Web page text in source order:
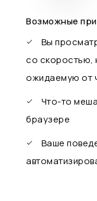
Возможные
Вы
со
ожидаемую от
Что-то
браузере
Ваше